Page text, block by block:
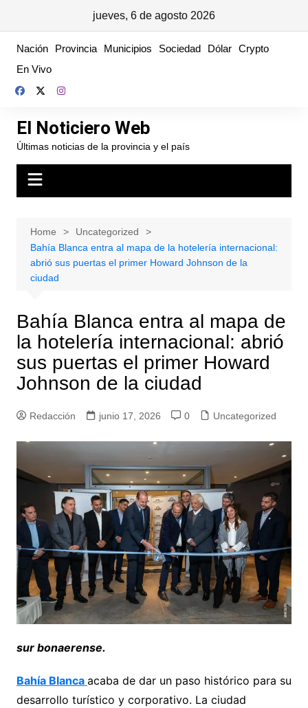
jueves, 6 de agosto 2026
content
Nación Provincia Municipios Sociedad Dólar Crypto
En Vivo
El Noticiero Web
Últimas noticias de la provincia y el país
Home
Uncategorized
Bahía Blanca entra al mapa de la hotelería internacional:
abrió sus puertas el primer Howard Johnson de la
ciudad
Bahía Blanca entra al mapa de
la hotelería internacional: abrió
sus puertas el primer Howard
Johnson de la ciudad
Redacción junio 17, 2026 0 Uncategorized
sur bonaerense.
Bahía Blanca acaba de dar un paso histórico para su
desarrollo turístico y corporativo. La ciudad